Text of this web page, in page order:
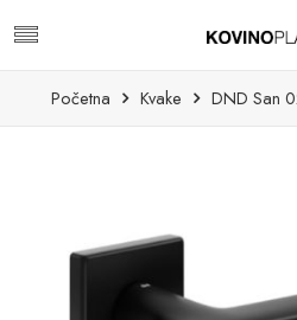
Početna Kvake DND San